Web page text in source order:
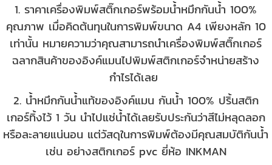
1. ราคาเครื่องพิมพ์สติ๊กเกอร์พร้อมน้ำหมึกกันน้ำ 100%
คุณภาพ เมื่อคิดต้นทุนในการพิมพ์ขนาด A4 เพียงหลัก 10
เท่านั้น หมายความว่าคุณสามารถนำเครื่องพิมพ์สติ๊กเกอร์
ฉลากสินค้าของอิงค์แมนไปพิมพ์สติกเกอร์จำหน่ายสร้าง
กำไรได้เลย
2. น้ำหมึกกันน้ำแท้ของอิงค์แมน กันน้ำ 100% ปริ้นสติก
เกอร์ทิ้งไว้ 1 วัน นำไปแช่น้ำได้เลยรับประกันว่าสีไม่หลุดลอก
หรือละลายแน่นอน แต่วัสดุในการพิมพ์ต้องมีคุณสมบัติกันน้ำ
เช่น อย่างสติกเกอร์ pvc ยี่ห้อ INKMAN